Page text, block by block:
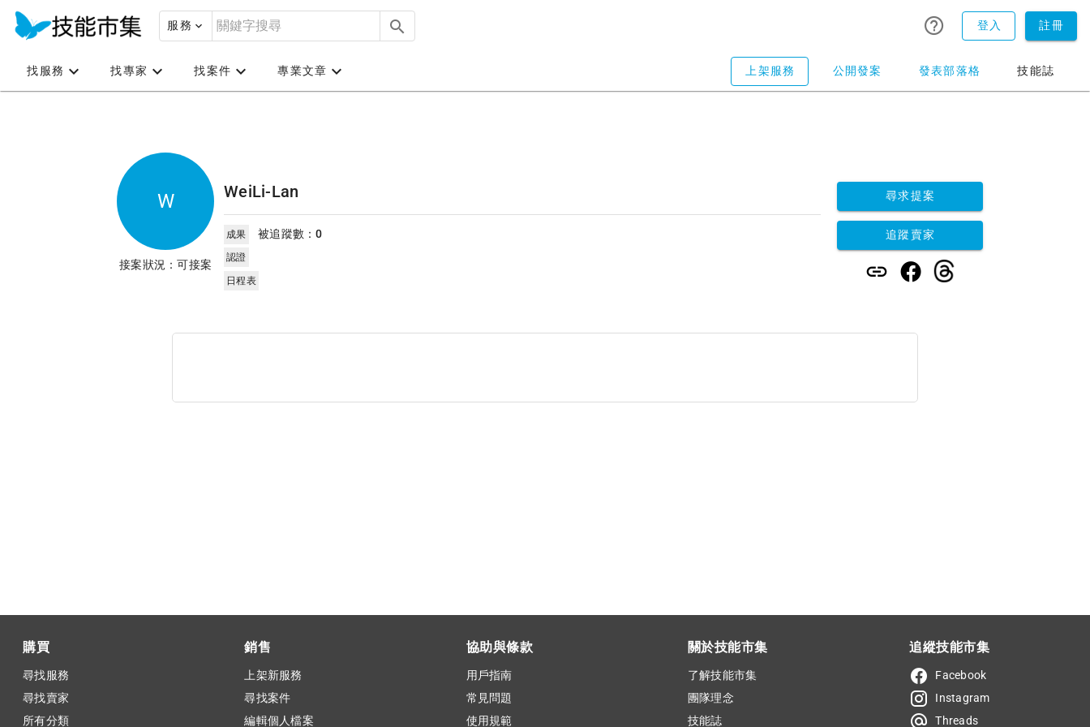
服務 登入 註冊
找服務 找專家 找案件 專業文章 上架服務 公開發案 發表部落格 技能誌
W
接案狀況：可接案
WeiLi-Lan
成果 被追蹤數：0
認證
日程表
尋求提案
追蹤賣家
購買
尋找服務
尋找賣家
所有分類
銷售
上架新服務
尋找案件
編輯個人檔案
協助與條款
用戶指南
常見問題
使用規範
關於技能市集
了解技能市集
團隊理念
技能誌
追縱技能市集
Facebook
Instagram
Threads